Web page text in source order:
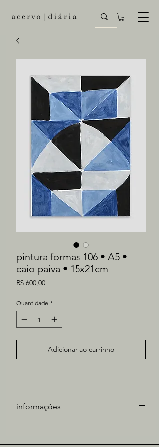
pintura formas 106 • A5 •
caio paiva • 15x21cm
R$ 600,00Preço
Quantidade *
Adicionar ao carrinho
informações